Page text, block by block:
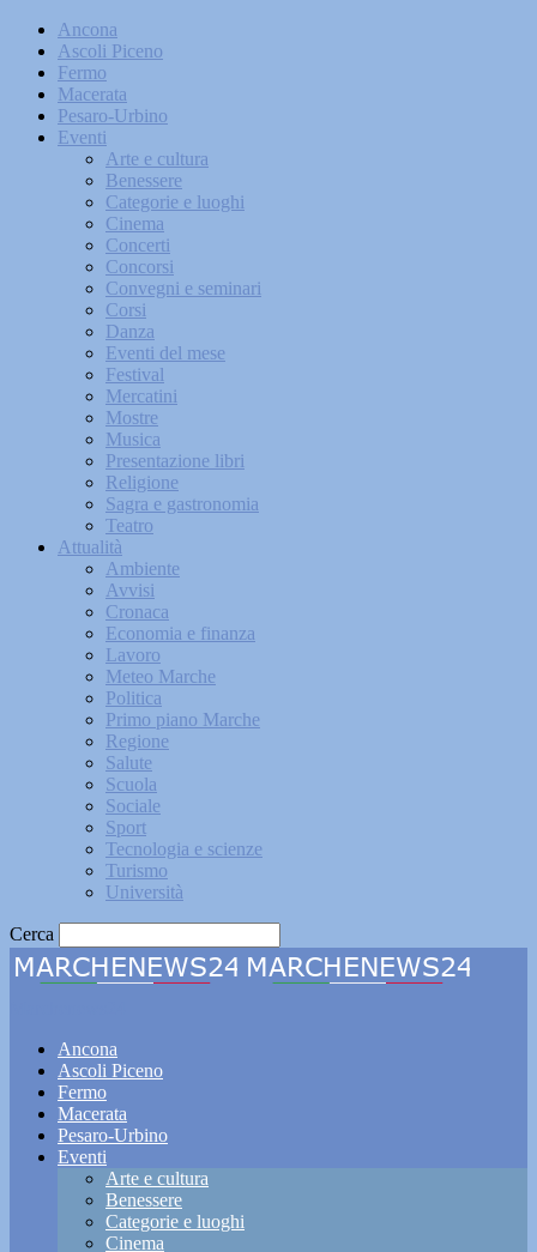
Ancona
Ascoli Piceno
Fermo
Macerata
Pesaro-Urbino
Eventi
Arte e cultura
Benessere
Categorie e luoghi
Cinema
Concerti
Concorsi
Convegni e seminari
Corsi
Danza
Eventi del mese
Festival
Mercatini
Mostre
Musica
Presentazione libri
Religione
Sagra e gastronomia
Teatro
Attualità
Ambiente
Avvisi
Cronaca
Economia e finanza
Lavoro
Meteo Marche
Politica
Primo piano Marche
Regione
Salute
Scuola
Sociale
Sport
Tecnologia e scienze
Turismo
Università
Cerca
Ancona
Ascoli Piceno
Fermo
Macerata
Pesaro-Urbino
Eventi
Arte e cultura
Benessere
Categorie e luoghi
Cinema